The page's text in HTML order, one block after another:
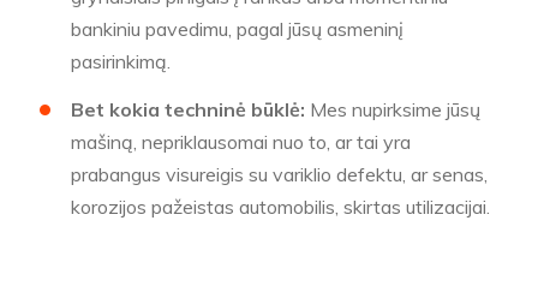
bankiniu pavedimu, pagal jūsų asmeninį
pasirinkimą.
Bet kokia techninė būklė: Mes nupirksime jūsų
mašiną, nepriklausomai nuo to, ar tai yra
prabangus visureigis su variklio defektu, ar senas,
korozijos pažeistas automobilis, skirtas utilizacijai.